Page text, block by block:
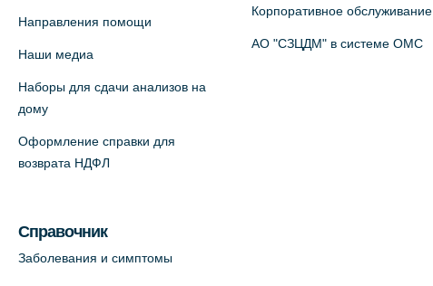
партнер)
+7 (812) 660-73-69
На карте
Семейный" (официальный партнер),
Красносельское шоссе, 54, к.3
Направления помощи
Наши медиа
Наборы для сдачи анализов на
дому
Оформление справки для
возврата НДФЛ
Справочник
Заболевания и симптомы
Корпоративное обслуживание
АО "СЗЦДМ" в системе ОМС